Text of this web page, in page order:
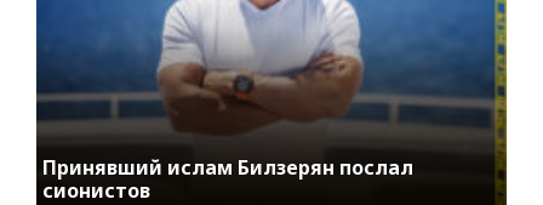
Принявший ислам Билзерян послал
сионистов